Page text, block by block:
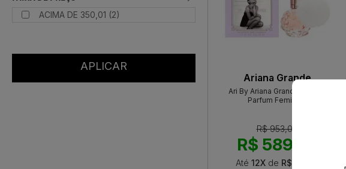
ACIMA DE 350,01 (2)
Ariana Grande
Ari By Ariana Grande Eau De
Parfum Feminino
R$ 953,00
R$ 589,00
Até 12Xde R$ 49,08